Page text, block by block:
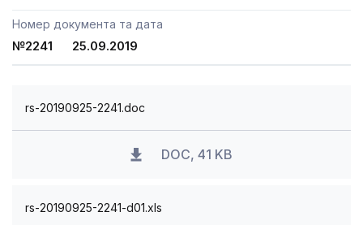
Номер документа та дата
№2241 25.09.2019
rs-20190925-2241.doc
DOC, 41 KB
rs-20190925-2241-d01.xls